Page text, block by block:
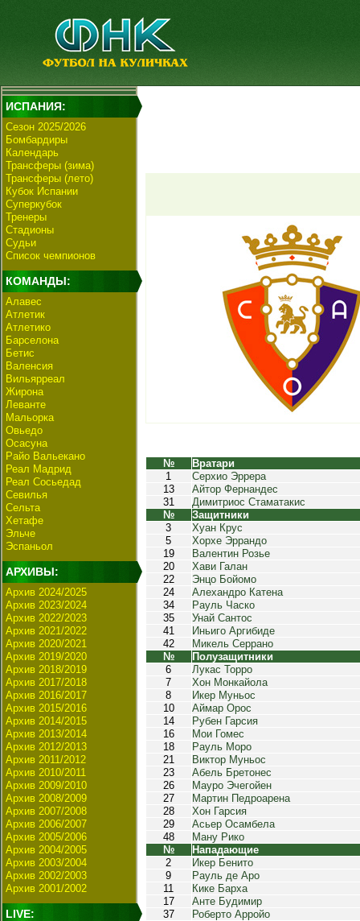
ИСПАНИЯ:
Сезон 2025/2026
Бомбардиры
Календарь
Трансферы (зима)
Трансферы (лето)
Кубок Испании
Суперкубок
Тренеры
Стадионы
Судьи
Список чемпионов
КОМАНДЫ:
Алавес
Атлетик
Атлетико
Барселона
Бетис
Валенсия
Вильярреал
Жирона
Леванте
Мальорка
Овьедо
Осасуна
Райо Вальекано
Реал Мадрид
Реал Сосьедад
Севилья
Сельта
Хетафе
Эльче
Эспаньол
АРХИВЫ:
Архив 2024/2025
Архив 2023/2024
Архив 2022/2023
Архив 2021/2022
Архив 2020/2021
Архив 2019/2020
Архив 2018/2019
Архив 2017/2018
Архив 2016/2017
Архив 2015/2016
Архив 2014/2015
Архив 2013/2014
Архив 2012/2013
Архив 2011/2012
Архив 2010/2011
Архив 2009/2010
Архив 2008/2009
Архив 2007/2008
Архив 2006/2007
Архив 2005/2006
Архив 2004/2005
Архив 2003/2004
Архив 2002/2003
Архив 2001/2002
LIVE:
№
Вратари
1
Серхио Эррера
13
Айтор Фернандес
31
Димитриос Стаматакис
№
Защитники
3
Хуан Крус
5
Хорхе Эррандо
19
Валентин Розье
20
Хави Галан
22
Энцо Бойомо
24
Алехандро Катена
34
Рауль Часко
35
Унай Сантос
41
Иньиго Аргибиде
42
Микель Серрано
№
Полузащитники
6
Лукас Торро
7
Хон Монкайола
8
Икер Муньос
10
Аймар Орос
14
Рубен Гарсия
16
Мои Гомес
18
Рауль Моро
21
Виктор Муньос
23
Абель Бретонес
26
Мауро Эчегойен
27
Мартин Педроарена
28
Хон Гарсия
29
Асьер Осамбела
48
Ману Рико
№
Нападающие
2
Икер Бенито
9
Рауль де Аро
11
Кике Барха
17
Анте Будимир
37
Роберто Арройо